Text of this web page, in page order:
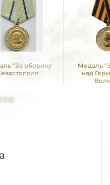
"За оборону
Медаль
над